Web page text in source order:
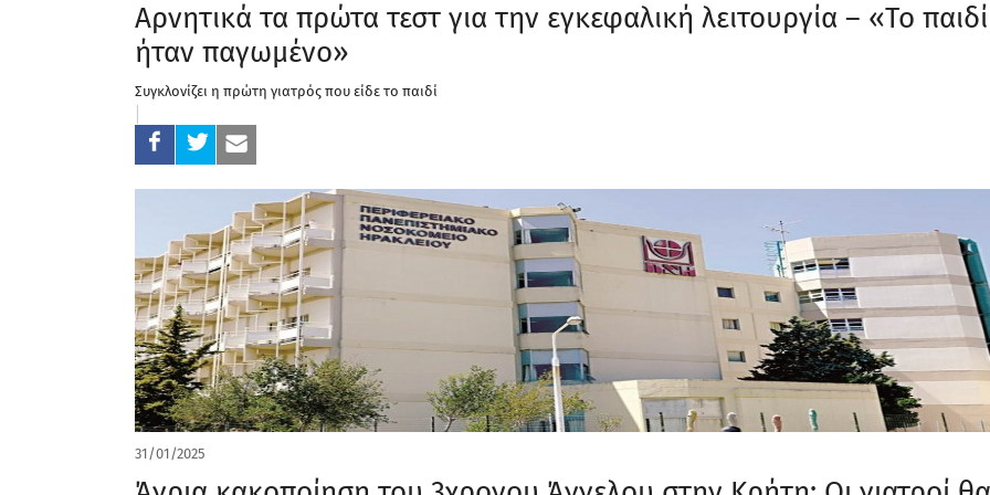
Αρνητικά τα πρώτα τεστ για την εγκεφαλική λειτουργία – «Το παιδί
ήταν παγωμένο»
Συγκλονίζει η πρώτη γιατρός που είδε το παιδί
31/01/2025